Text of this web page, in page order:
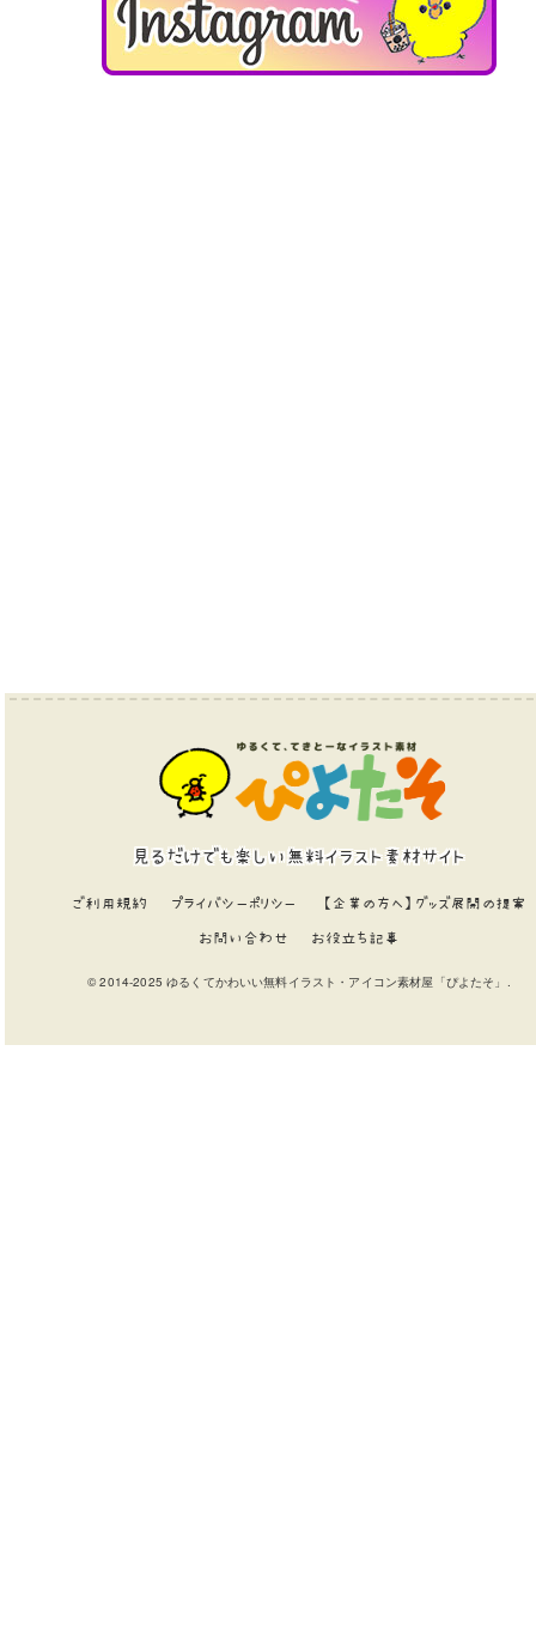
見るだけでも楽しい無料イラスト素材サイト
ご利用規約 プライバシーポリシー 【企業の方へ】グッズ展開の提案
お問い合わせ お役立ち記事
© 2014-2025 ゆるくてかわいい無料イラスト・アイコン素材屋「ぴよたそ」.